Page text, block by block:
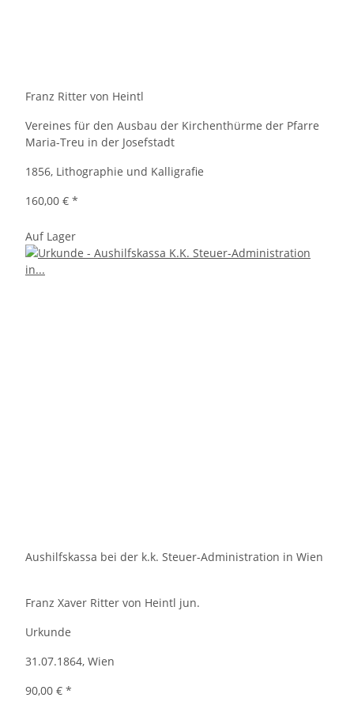
Franz Ritter von Heintl
Vereines für den Ausbau der Kirchenthürme der Pfarre
Maria-Treu in der Josefstadt
1856, Lithographie und Kalligrafie
160,00 € *
Auf Lager
Aushilfskassa bei der k.k. Steuer-Administration in Wien
Franz Xaver Ritter von Heintl jun.
Urkunde
31.07.1864, Wien
90,00 € *